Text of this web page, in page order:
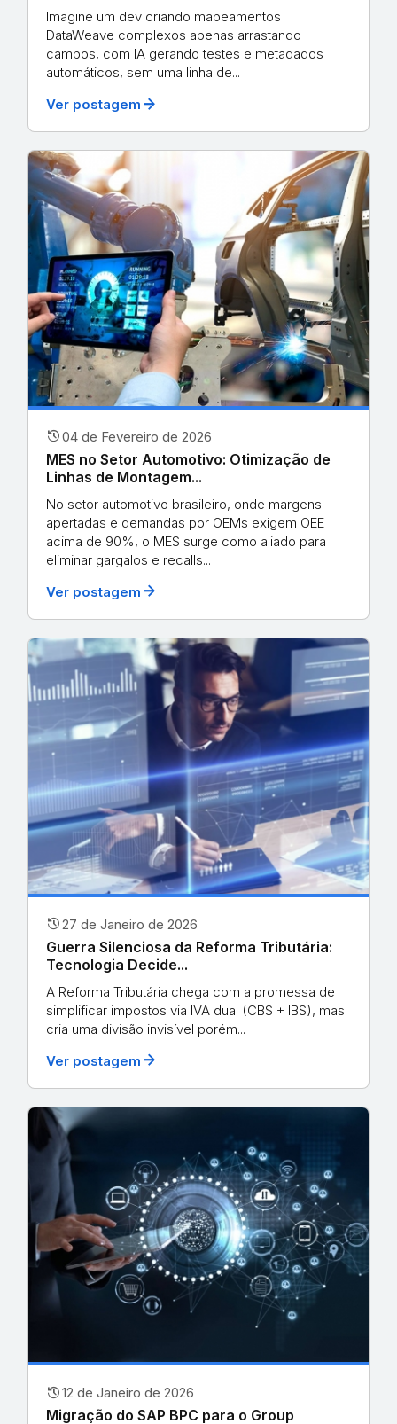
Imagine um dev criando mapeamentos
DataWeave complexos apenas arrastando
campos, com IA gerando testes e metadados
automáticos, sem uma linha de...
Ver postagem arrow_forward
history04 de Fevereiro de 2026
MES no Setor Automotivo: Otimização de
Linhas de Montagem...
No setor automotivo brasileiro, onde margens
apertadas e demandas por OEMs exigem OEE
acima de 90%, o MES surge como aliado para
eliminar gargalos e recalls...
Ver postagem arrow_forward
history27 de Janeiro de 2026
Guerra Silenciosa da Reforma Tributária:
Tecnologia Decide...
A Reforma Tributária chega com a promessa de
simplificar impostos via IVA dual (CBS + IBS), mas
cria uma divisão invisível porém...
Ver postagem arrow_forward
history12 de Janeiro de 2026
Migração do SAP BPC para o Group